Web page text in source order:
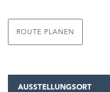
ROUTE PLANEN
AUSSTELLUNGSORT